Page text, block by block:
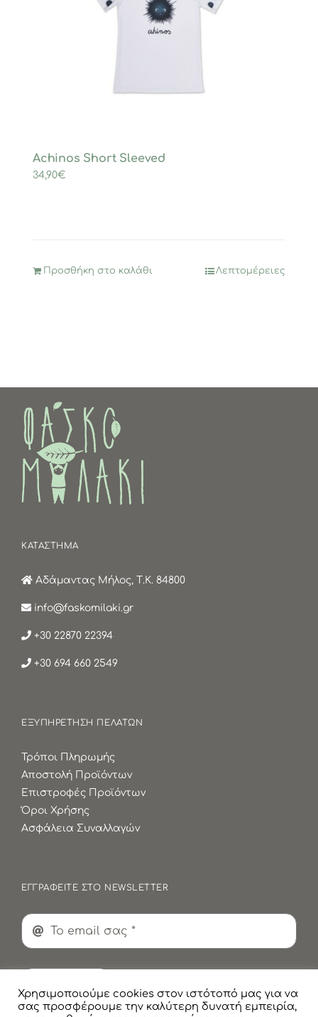
Achinos Short Sleeved
34,90€
Προσθήκη στο καλάθι Λεπτομέρειες
ΚΑΤΑΣΤΗΜΑ
Αδάμαντας Μήλος, Τ.Κ. 84800
info@faskomilaki.gr
+30 22870 22394
+30 694 660 2549
ΕΞΥΠΗΡΕΤΗΣΗ ΠΕΛΑΤΩΝ
Τρόποι Πληρωμής
Αποστολή Προϊόντων
Επιστροφές Προϊόντων
Όροι Χρήσης
Ασφάλεια Συναλλαγών
ΕΓΓΡΑΦΕΙΤΕ ΣΤΟ NEWSLETTER
Χρησιμοποιούμε cookies στον ιστότοπό μας για να
σας προσφέρουμε την καλύτερη δυνατή εμπειρία,